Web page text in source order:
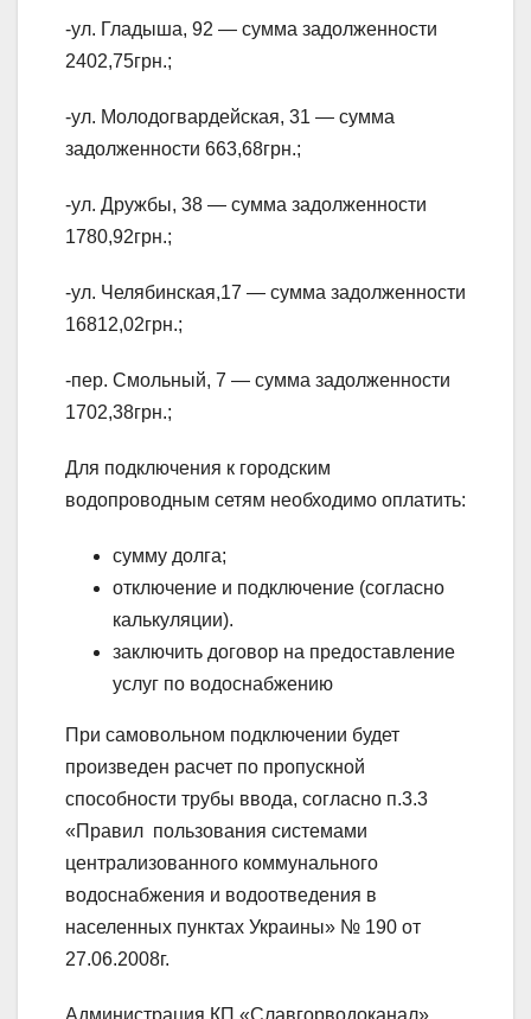
-ул. Гладыша, 92 — сумма задолженности
2402,75грн.;
-ул. Молодогвардейская, 31 — сумма
задолженности 663,68грн.;
-ул. Дружбы, 38 — сумма задолженности
1780,92грн.;
-ул. Челябинская,17 — сумма задолженности
16812,02грн.;
-пер. Смольный, 7 — сумма задолженности
1702,38грн.;
Для подключения к городским
водопроводным сетям необходимо оплатить:
сумму долга;
отключение и подключение (согласно
калькуляции).
заключить договор на предоставление
услуг по водоснабжению
При самовольном подключении будет
произведен расчет по пропускной
способности трубы ввода, согласно п.3.3
«Правил пользования системами
централизованного коммунального
водоснабжения и водоотведения в
населенных пунктах Украины» № 190 от
27.06.2008г.